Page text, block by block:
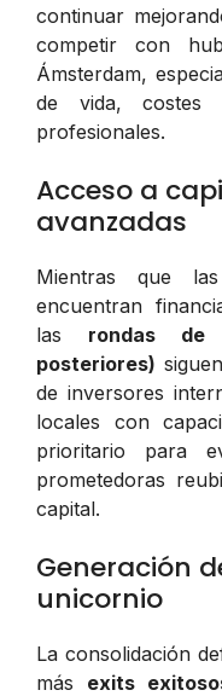
continuar
competir con
Ámsterdam,
de vida, costes
profesionales.
Acceso a
avanzadas
Mientras que
encuentran
las rondas
posteriores)
de inversores
locales con
prioritario para
prometedoras
capital.
Generación
unicornio
La consolidación
más exits